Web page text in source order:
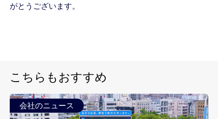
がとうございます。
こちらもおすすめ
会社のニュース